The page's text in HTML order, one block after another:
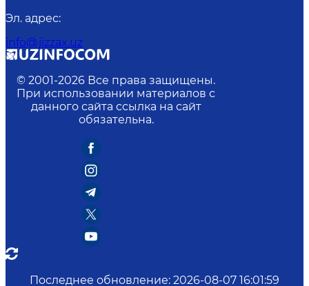
Эл. адрес:
info@jizzax.uz
© 2001-2026 Все права защищены.
При использовании материалов с
данного сайта ссылка на сайт
обязательна.
Последнее обновление: 2026-08-07 16:01:59